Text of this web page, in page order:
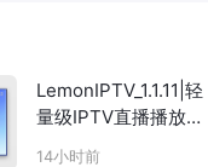
LemonIPTV_1.1.11|轻
量级IPTV直播播放
器，支持M3U/EPG
14小时前